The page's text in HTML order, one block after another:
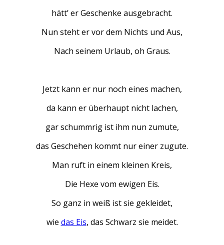
hätt’ er Geschenke ausgebracht.
Nun steht er vor dem Nichts und Aus,
Nach seinem Urlaub, oh Graus.
Jetzt kann er nur noch eines machen,
da kann er überhaupt nicht lachen,
gar schummrig ist ihm nun zumute,
das Geschehen kommt nur einer zugute.
Man ruft in einem kleinen Kreis,
Die Hexe vom ewigen Eis.
So ganz in weiß ist sie gekleidet,
wie das Eis, das Schwarz sie meidet.